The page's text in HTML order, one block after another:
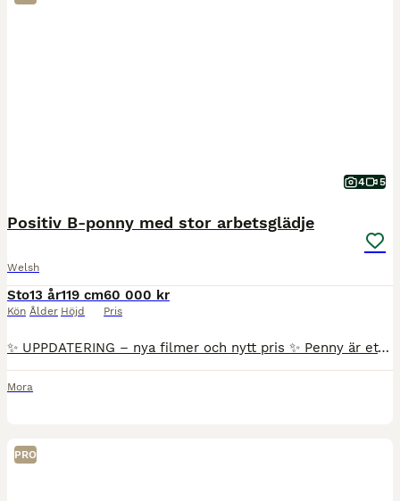
4 5
Positiv B-ponny med stor arbetsglädje
Welsh
Sto
Kön
13 år
Ålder
119 cm
Höjd
60 000 kr
Pris
✨ UPPDATERING – nya filmer och nytt pris ✨ Penny är ett renrasigt Welsh Mountain-sto född 2013, 119 cm hög, som nu söker en ny familj då hennes nuvarande ryttare behöver gå vidare till en större ponn
Mora
PRO